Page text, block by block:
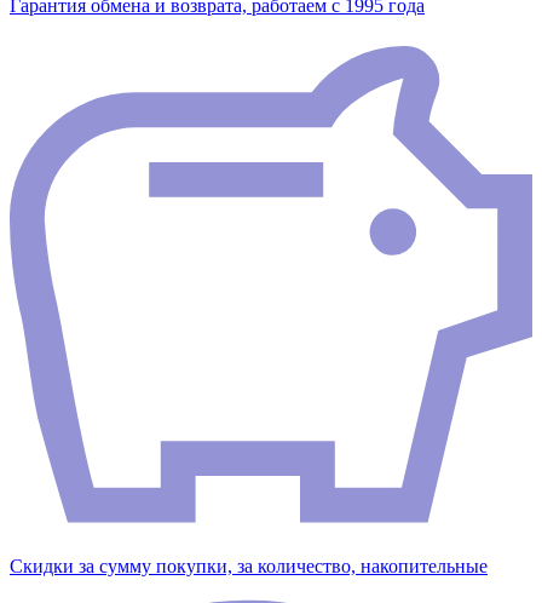
Гарантия обмена и возврата, работаем с 1995 года
Скидки за сумму покупки, за количество, накопительные